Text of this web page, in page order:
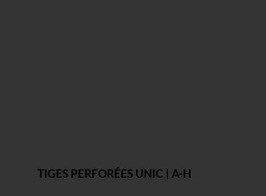
TIGES PERFORÉES UNIC | A-H